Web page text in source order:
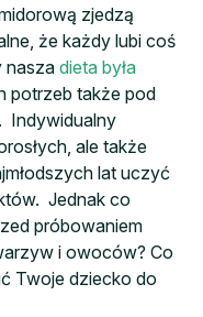
zjedzą
że każdy lubi coś
nasza dieta była
potrzeb także pod
Indywidualny
ale także
lat uczyć
Jednak co
próbowaniem
i owoców? Co
Twoje dziecko do